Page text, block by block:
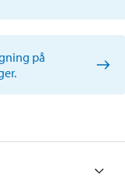
på